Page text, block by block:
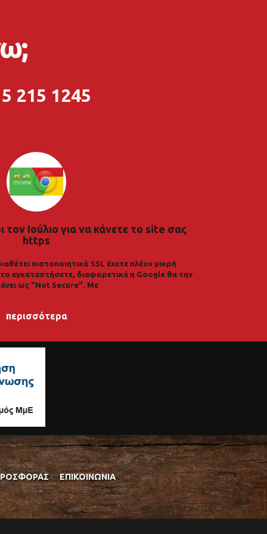
215 1245
τον Ιούλιο για να κάνετε το site σας
https
πιστοποιητικό SSL έχετε πλέον μικρή
το εγκαταστήσετε, διαφορετικά η Google θα την
ως "Not Secure". Με
περισσότερα
ΕΠΙΚΟΙΝΩΝΊΑ